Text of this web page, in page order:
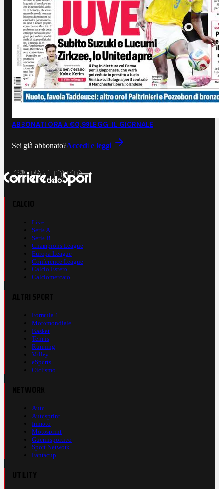
ABBONATI ORA A €0,99LEGGI IL GIORNALE
Sei già abbonato?Accedi e leggi
Live
Serie A
Serie B
Champions League
Europa League
Conference League
Calcio Estero
Calciomercato
Formula 1
Motomondiale
Basket
Tennis
Running
Volley
eSports
Ciclismo
Auto
Autosprint
Inmoto
Motosprint
Guerinsportivo
Sport Network
Fantacup